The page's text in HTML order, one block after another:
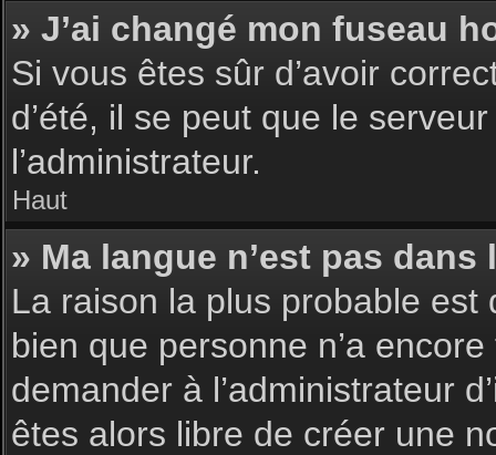
» J’ai changé mon fuseau
Si vous êtes sûr d’avoir
d’été, il se peut que le
l’administrateur.
Haut
» Ma langue n’est pas dans
La raison la plus probable est
bien que personne n’a
demander à l’administrateur
êtes alors libre de créer une